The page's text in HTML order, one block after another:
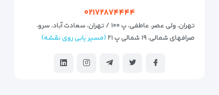
۰۲۱۷۲۸۷۴۴۴۴
تهران، ولی عصر، عاطفی، پ ۱۰۰ / تهران، سعادت آباد، سرو،
صرافهای شمالی، ۱۹ شمالی پ ۲۱
(مسیر یابی روی نقشه)